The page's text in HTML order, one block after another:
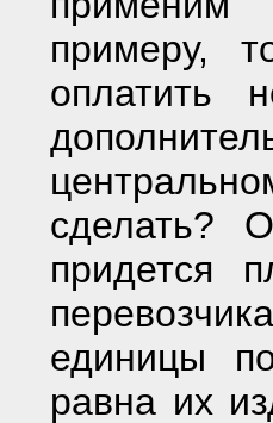
примеру,
оплатить
сделать?
придется
единицы
равна их